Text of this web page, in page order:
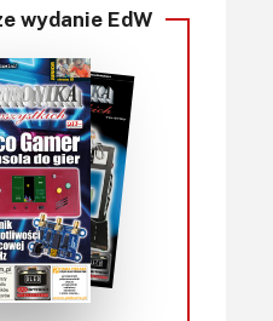
wydanie EdW